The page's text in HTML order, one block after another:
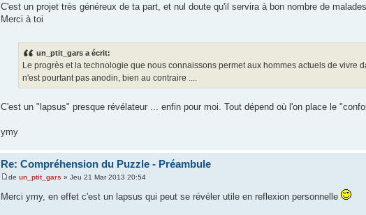
C'est un projet très généreux de ta part, et nul doute qu'il servira à bon nombre de malades
Merci à toi
un_ptit_gars a écrit:
Le progrès et la technologie que nous connaissons permet aux hommes actuels de
n'est pourtant pas anodin, bien au contraire ....
C'est un "lapsus" presque révélateur ... enfin pour moi. Tout dépend où l'on place le
ymy
Re: Compréhension du Puzzle - Préambule
deun_ptit_gars » Jeu 21 Mar 2013 20:54
Merci ymy, en effet c'est un lapsus qui peut se révéler utile en reflexion personnelle